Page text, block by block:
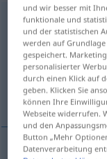
almacenamiento
Übersicht aller
(Für mehr Details
Ein-Lagerung,
und wir besser mit
funktionale und
und der statistischen
werden auf
gespeichert.
personalisierter
durch einen Klick auf
geben. Klicken Sie
können Ihre
Webseite widerrufen.
und den
Button „Mehr
Datenverarbeitung